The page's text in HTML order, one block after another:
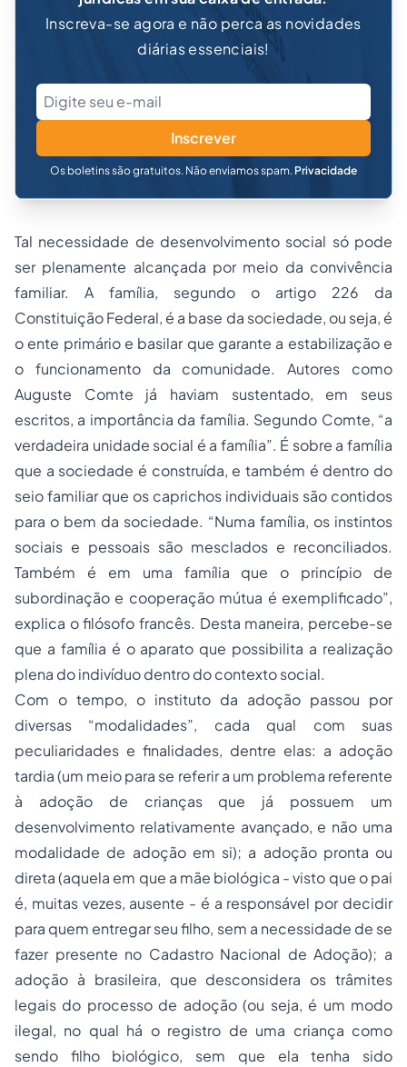
Inscreva-se agora e não perca as novidades
diárias essenciais!
Inscrever
Os boletins são gratuitos. Não enviamos spam. Privacidade
Tal necessidade de desenvolvimento social só pode
ser plenamente alcançada por meio da convivência
familiar. A família, segundo o artigo 226 da
Constituição Federal, é a base da sociedade, ou seja, é
o ente primário e basilar que garante a estabilização e
o funcionamento da comunidade. Autores como
Auguste Comte já haviam sustentado, em seus
escritos, a importância da família. Segundo Comte, “a
verdadeira unidade social é a família”. É sobre a família
que a sociedade é construída, e também é dentro do
seio familiar que os caprichos individuais são contidos
para o bem da sociedade. “Numa família, os instintos
sociais e pessoais são mesclados e reconciliados.
Também é em uma família que o princípio de
subordinação e cooperação mútua é exemplificado”,
explica o filósofo francês. Desta maneira, percebe-se
que a família é o aparato que possibilita a realização
plena do indivíduo dentro do contexto social.
Com o tempo, o instituto da adoção passou por
diversas “modalidades”, cada qual com suas
peculiaridades e finalidades, dentre elas: a adoção
tardia (um meio para se referir a um problema referente
à adoção de crianças que já possuem um
desenvolvimento relativamente avançado, e não uma
modalidade de adoção em si); a adoção pronta ou
direta (aquela em que a mãe biológica - visto que o pai
é, muitas vezes, ausente - é a responsável por decidir
para quem entregar seu filho, sem a necessidade de se
fazer presente no Cadastro Nacional de Adoção); a
adoção à brasileira, que desconsidera os trâmites
legais do processo de adoção (ou seja, é um modo
ilegal, no qual há o registro de uma criança como
sendo filho biológico, sem que ela tenha sido